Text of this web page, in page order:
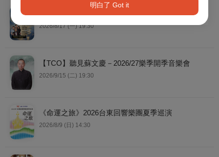
明白了 Got it
2026《琉璃光・生命序章》— 經典文學清唱劇
2026/8/17 (一) 19:30
【TCO】聽見蘇文慶－2026/27樂季開季音樂會
2026/9/15 (二) 19:30
《命運之旅》2026台東回響樂團夏季巡演
2026/8/9 (日) 14:30